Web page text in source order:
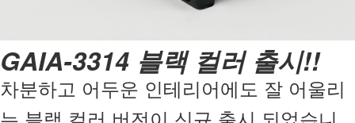
GAIA-3314 블랙 컬러 출시!!
차분하고 어두운 인테리어에도 잘 어울리